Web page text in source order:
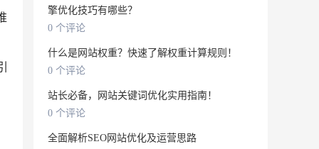
擎优化技巧有哪些？
0 个评论
什么是网站权重？快速了解权重计算规则！
0 个评论
站长必备，网站关键词优化实用指南！
0 个评论
全面解析SEO网站优化及运营思路